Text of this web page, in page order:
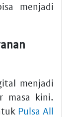
menjadi
menjadi
masa kini.
Pulsa All